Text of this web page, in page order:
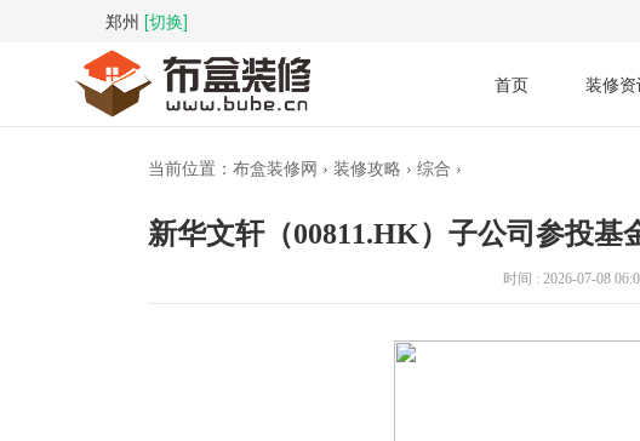
郑州 [切换]
首页 装修
当前位置： 布盒装修网 › 装修攻略 › 综合 ›
新华文轩（00811.HK）子公司参投
时间 : 2026-07-08